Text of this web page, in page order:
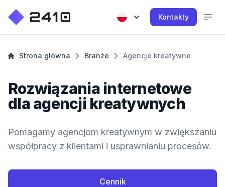
Kontakty
Strona główna Branże Agencje kreatywne
Rozwiązania internetowe
dla agencji kreatywnych
Pomagamy agencjom kreatywnym w zwiększaniu
współpracy z klientami i usprawnianiu procesów.
Cennik